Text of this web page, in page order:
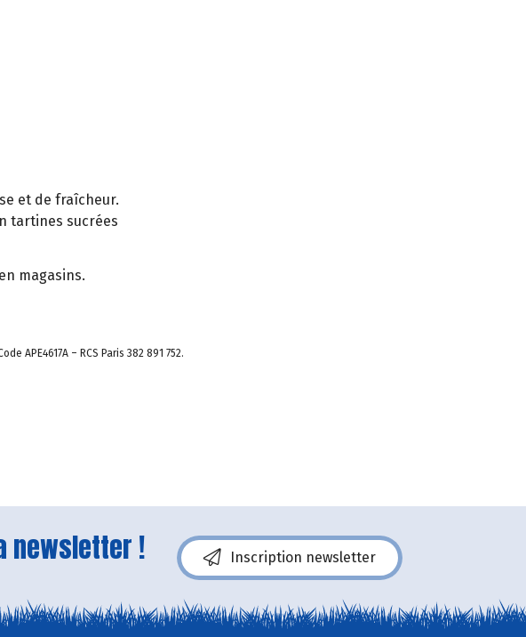
et de fraîcheur.
tartines sucrées
magasins.
APE4617A – RCS Paris 382 891 752.
newsletter ! Inscription newsletter